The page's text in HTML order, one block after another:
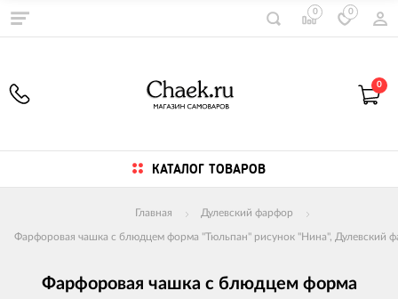
0 0
0
КАТАЛОГ ТОВАРОВ
Главная Дулевский фарфор
Фарфоровая чашка с блюдцем форма "Тюльпан" рисунок "Нина", Дулевский
Фарфоровая чашка с блюдцем форма